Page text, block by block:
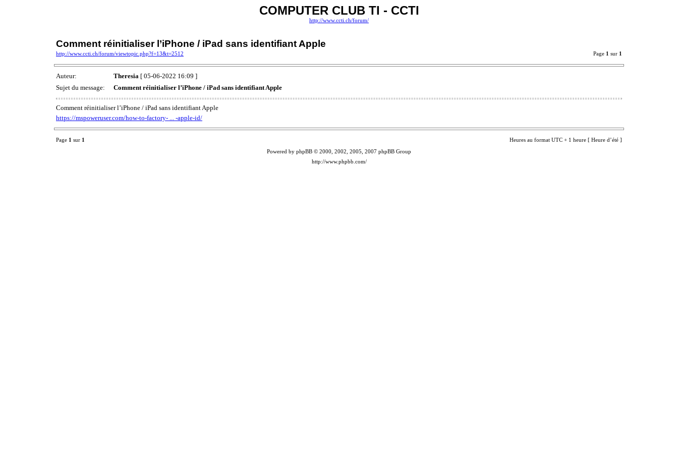
COMPUTER CLUB TI - CCTI
http://www.ccti.ch/forum/
Comment réinitialiser l’iPhone / iPad sans identifiant Apple
http://www.ccti.ch/forum/viewtopic.php?f=13&t=2512 Page 1 sur 1
Auteur: Theresia [ 05-06-2022 16:09 ]
Sujet du message:
Comment réinitialiser l’iPhone / iPad sans identifiant Apple
Comment réinitialiser l’iPhone / iPad sans identifiant Apple
https://mspoweruser.com/how-to-factory- ... -apple-id/
Page 1 sur 1 Heures au format UTC + 1 heure [ Heure d’été ]
Powered by phpBB © 2000, 2002, 2005, 2007 phpBB Group
http://www.phpbb.com/